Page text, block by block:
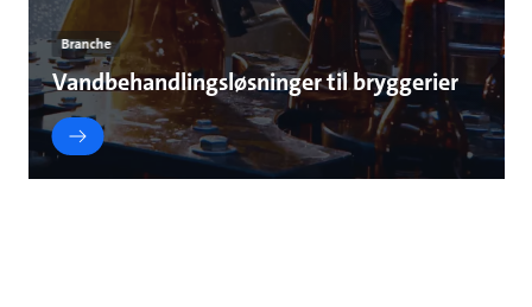
Branche
Vandbehandlingsløsninger til bryggerier